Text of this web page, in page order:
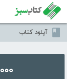
آپلود کتاب
۵۰،۰۰۰